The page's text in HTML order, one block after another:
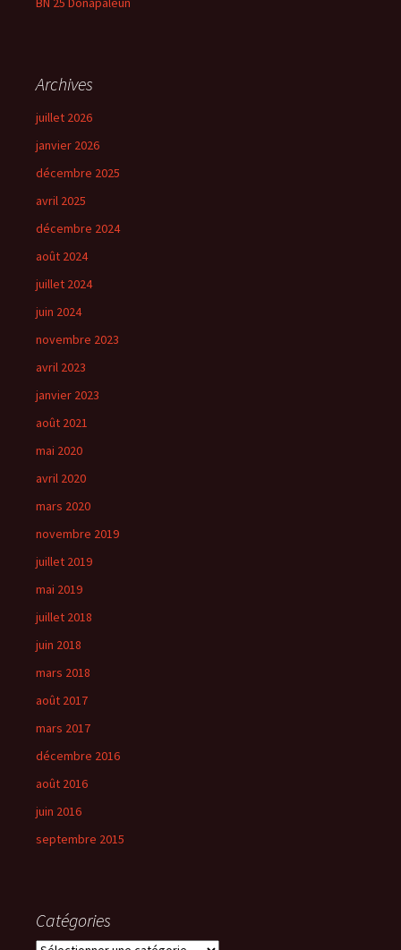
Archives
juillet 2026
janvier 2026
décembre 2025
avril 2025
décembre 2024
août 2024
juillet 2024
juin 2024
novembre 2023
avril 2023
janvier 2023
août 2021
mai 2020
avril 2020
mars 2020
novembre 2019
juillet 2019
mai 2019
juillet 2018
juin 2018
mars 2018
août 2017
mars 2017
décembre 2016
août 2016
juin 2016
septembre 2015
Catégories